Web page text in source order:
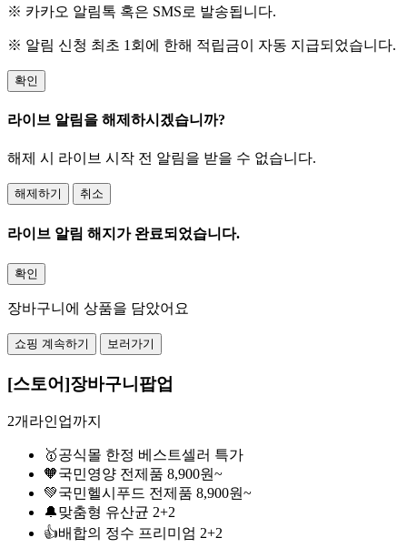
※ 카카오 알림톡 혹은 SMS로 발송됩니다.
※ 알림 신청 최초 1회에 한해 적립금이 자동 지급되었습니다.
확인
라이브 알림을 해제하시겠습니까?
해제 시 라이브 시작 전 알림을 받을 수 없습니다.
해제하기 취소
라이브 알림 해지가 완료되었습니다.
확인
장바구니에 상품을 담았어요
쇼핑 계속하기 보러가기
[스토어]장바구니팝업
2개라인업까지
🥇공식몰 한정 베스트셀러 특가
🧡국민영양 전제품 8,900원~
💚국민헬시푸드 전제품 8,900원~
🔔맞춤형 유산균 2+2
👍배합의 정수 프리미엄 2+2